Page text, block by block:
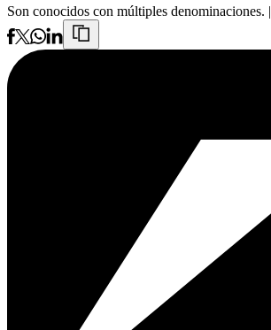
Son conocidos con múltiples denominaciones.